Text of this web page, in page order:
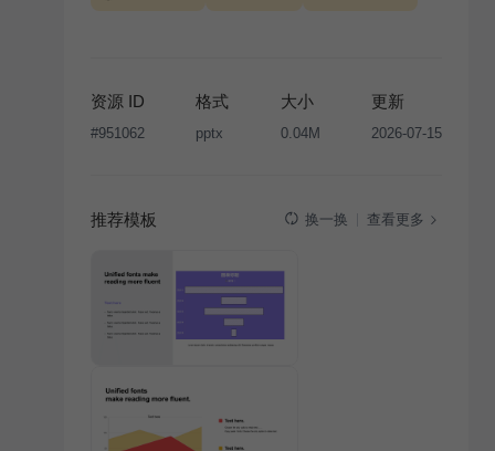
版权声明
条款，禁止任何形式的转让、出售或出租，未
经投权许可任何人不得擅自转载和分发，否则将接照我
资源 ID
#951062
格式
pptx
大小
0.04M
更新
2026-07-15
推荐模板 换一换 查看更多